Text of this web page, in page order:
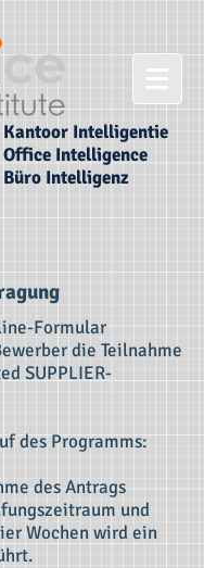
Kantoor Intelligentie
Office Intelligence
Büro Intelligenz
Formular
die Teilnahme
SUPPLIER-
des Programms:
des Antrags
und
Wochen wird ein